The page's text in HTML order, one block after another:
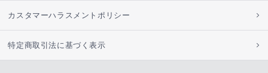
カスタマーハラスメントポリシー
特定商取引法に基づく表示